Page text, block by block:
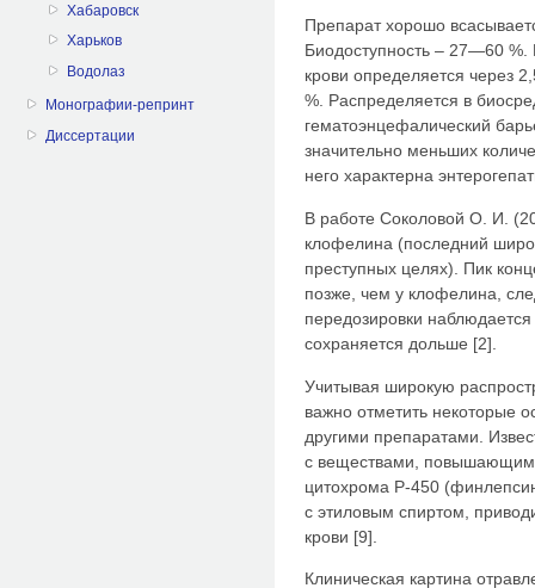
Хабаровск
Харьков
Водолаз
Монографии-репринт
Диссертации
Препарат хорошо
Биодоступность – 27—60
крови определяется через
%. Распределяется в
гематоэнцефалический
значительно меньших
него характерна
В работе Соколовой О. И.
клофелина (последний
преступных целях). Пик
позже, чем у клофелина,
передозировки
сохраняется дольше [2].
Учитывая широкую
важно отметить некоторые
другими препаратами.
с веществами,
цитохрома P-450
с этиловым спиртом,
крови [9].
Клиническая картина